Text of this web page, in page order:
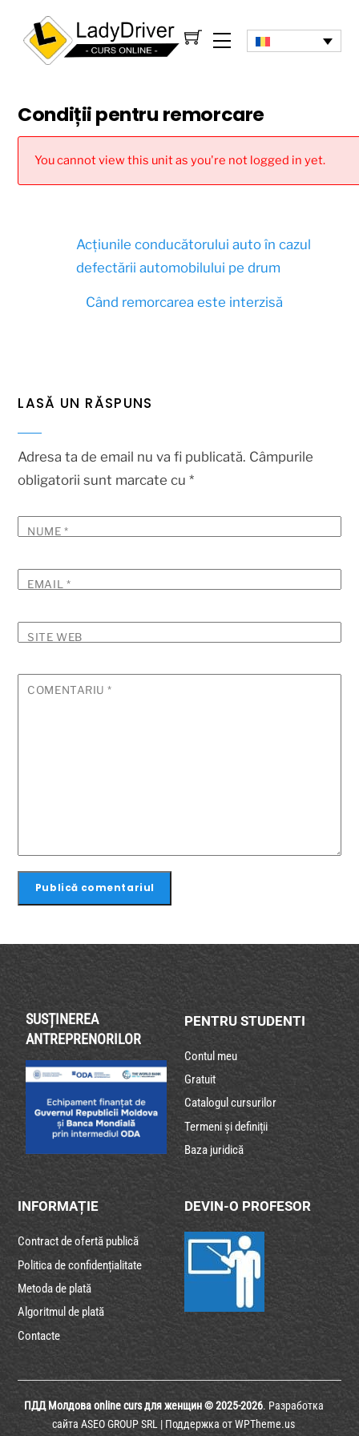
Condiții pentru remorcare
You cannot view this unit as you're not logged in yet.
Acțiunile conducătorului auto în cazul
defectării automobilului pe drum
Când remorcarea este interzisă
LASĂ UN RĂSPUNS
Adresa ta de email nu va fi publicată. Câmpurile
obligatorii sunt marcate cu*
NUME*
EMAIL *
SITE WEB
COMENTARIU*
SUSȚINEREA
ANTREPRENORILOR
PENTRU STUDENTI
Contul meu
Gratuit
Catalogul cursurilor
Termeni și definiții
Baza juridică
INFORMAȚIE
Contract de ofertă publică
Politica de confidențialitate
Metoda de plată
Algoritmul de plată
Contacte
DEVIN-O PROFESOR
ПДД Молдова online curs для женщин © 2025-2026. Разработка
сайтаASEO GROUP SRL | Поддержка отWPTheme.us